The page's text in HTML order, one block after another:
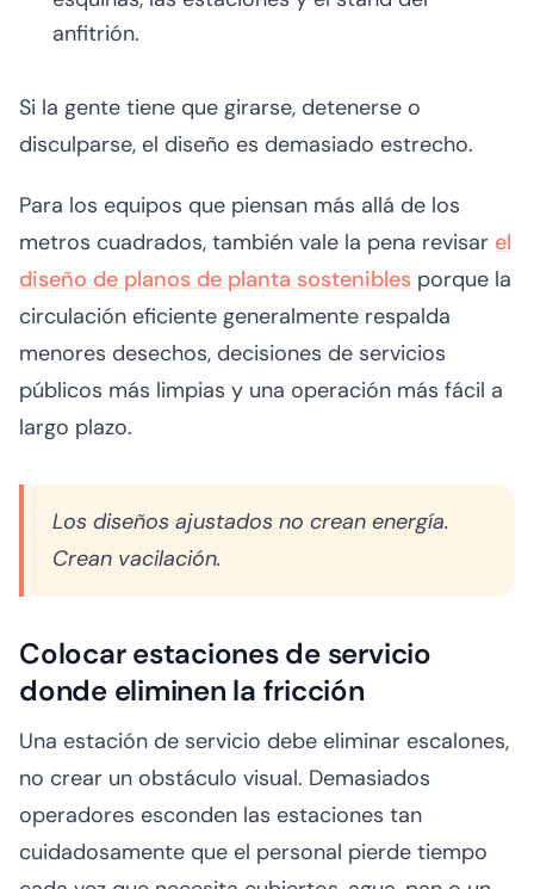
anfitrión.
Si la gente tiene que girarse, detenerse o
disculparse, el diseño es demasiado estrecho.
Para los equipos que piensan más allá de los
metros cuadrados, también vale la pena revisar el
diseño de planos de planta sostenibles porque la
circulación eficiente generalmente respalda
menores desechos, decisiones de servicios
públicos más limpias y una operación más fácil a
largo plazo.
Los diseños ajustados no crean energía.
Crean vacilación.
Colocar estaciones de servicio
donde eliminen la fricción
Una estación de servicio debe eliminar escalones,
no crear un obstáculo visual. Demasiados
operadores esconden las estaciones tan
cuidadosamente que el personal pierde tiempo